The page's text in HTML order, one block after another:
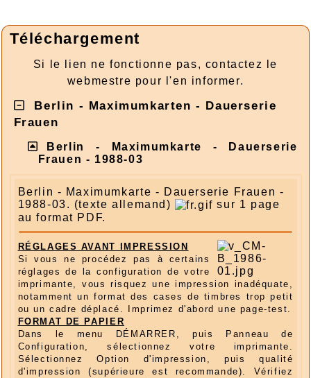
Téléchargement
Si le lien ne fonctionne pas, contactez le
webmestre pour l'en informer.
Berlin - Maximumkarten - Dauerserie
Frauen
Berlin - Maximumkarte - Dauerserie
Frauen - 1988-03
Berlin - Maximumkarte - Dauerserie Frauen -
1988-03. (texte allemand)
sur 1 page
au format PDF.
RÉGLAGES AVANT IMPRESSION
Si vous ne procédez pas à certains
réglages de la configuration de votre
imprimante, vous risquez une impression inadéquate,
notamment un format des cases de timbres trop petit
ou un cadre déplacé. Imprimez d'abord une page-test.
FORMAT DE PAPIER
Dans le menu DÉMARRER, puis Panneau de
Configuration, sélectionnez votre imprimante.
Sélectionnez Option d'impression, puis qualité
d'impression (supérieure est recommande). Vérifiez